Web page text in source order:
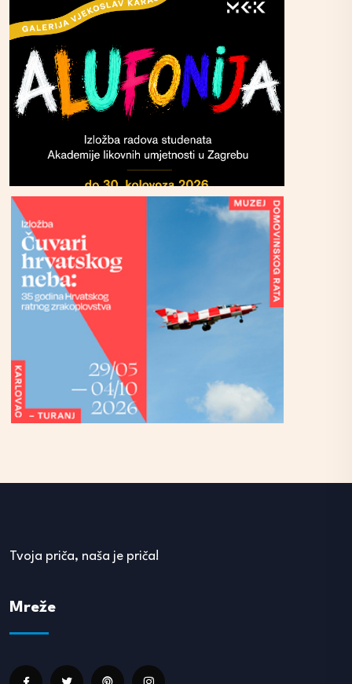
Tvoja priča, naša je priča!
Mreže